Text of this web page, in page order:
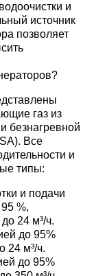
и
источник
позволяет
газ из
безнагревной
Все
и
типы:
и подачи
%,
24 м³/ч.
до 95%
24 м³/ч.
до 95%